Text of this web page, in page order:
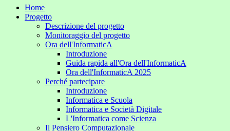
Home
Progetto
Descrizione del progetto
Monitoraggio del progetto
Ora dell'InformaticA
Introduzione
Guida rapida all'Ora dell'InformaticA
Ora dell'InformaticA 2025
Perché partecipare
Introduzione
Informatica e Scuola
Informatica e Società Digitale
L'Informatica come Scienza
Il Pensiero Computazionale